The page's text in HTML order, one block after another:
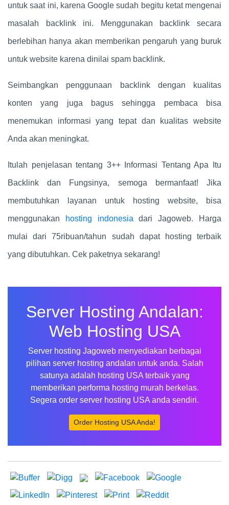
untuk saat ini, karena Google sudah begitu ketat mengenai
masalah backlink ini. Menggunakan backlink secara
berlebihan hanya akan memberikan pengaruh yang buruk
untuk website karena dinilai spam backlink.
Seimbangkan penggunaan backlink dengan kualitas
konten yang juga bagus sehingga pembaca bisa
menemukan informasi yang tepat dan kualitas website
Anda akan meningkat.
Itulah penjelasan tentang 3++ Informasi Tentang Apa Itu
Backlink dan Fungsinya, semoga bermanfaat! Jika
membutuhkan layanan untuk hosting website, bisa
menggunakan hosting indonesia dari Jagoweb. Harga
mulai dari 75ribuan/tahun sudah dapat hosting terbaik
yang dibutuhkan. Cek paketnya sekarang!
Server Hosting Andalan:
Web Hosting USA
Server hosting Jagoweb menyediakan berbagai
pilihan server hosting andalan untuk anda. Salah
satunya adalah hosting USA terbaik yang
memberikan performa hosting murah berkelas.
Segera order server hosting USA anda sendiri.
Order Hosting USA Anda!